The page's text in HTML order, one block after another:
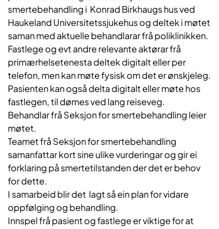
smertebehandling i Konrad Birkhaugs hus ved
Haukeland Universitetssjukehusog deltek i møtet
samanmed aktuelle behandlararfrå poliklinikken
Fastlege og evt andre relevante aktørarfrå
primærhelsetenesta deltek digitalt eller per
telefon , men kan møte fysisk om det erønskjeleg
Pasienten kan også delta digitalt eller møte hos
fastlegen, til dømes ved lang reiseveg
Behandlarfrå Seksjon for smertebehandling leier
møtet.
Teametfrå Seksjon forsmertebehandling
samanfattarkort sine ulikevurderingarog gir ei
forklaring på smertetilstanden der det er behov
for dette.
I samarbeid blirdet lagt så einplan forvidare
oppfølging og behandling.
Innspelfrå pasient og fastlege er viktige for at